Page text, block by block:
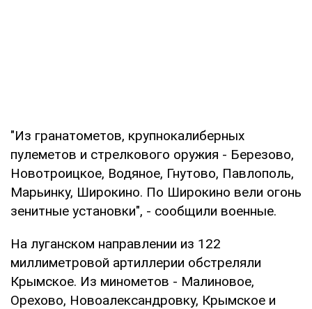
"Из гранатометов, крупнокалиберных
пулеметов и стрелкового оружия - Березово,
Новотроицкое, Водяное, Гнутово, Павлополь,
Марьинку, Широкино. По Широкино вели огонь
зенитные установки", - сообщили военные.
На луганском направлении из 122
миллиметровой артиллерии обстреляли
Крымское. Из минометов - Малиновое,
Орехово, Новоалександровку, Крымское и